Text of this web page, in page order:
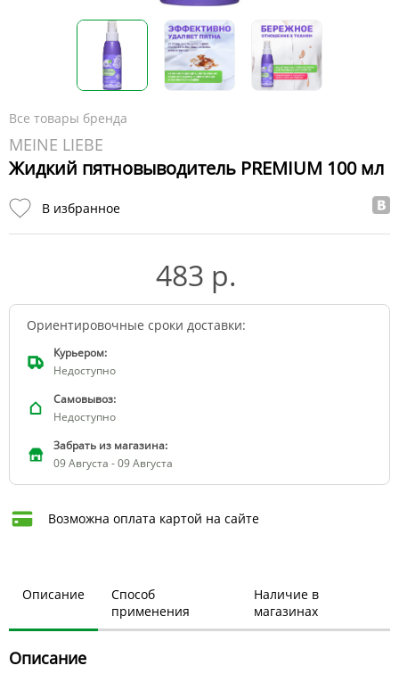
Все товары бренда
MEINE LIEBE
Жидкий пятновыводитель PREMIUM 100 мл
В избранное
483 р.
Ориентировочные сроки доставки:
Курьером:
Недоступно
Самовывоз:
Недоступно
Забрать из магазина:
09 Августа - 09 Августа
Возможна оплата картой на сайте
Описание
Способ
применения
Наличие в
магазинах
Описание